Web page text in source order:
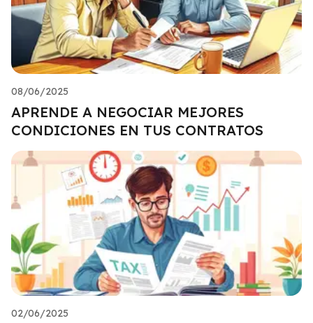
08/06/2025
APRENDE A NEGOCIAR MEJORES
CONDICIONES EN TUS CONTRATOS
02/06/2025